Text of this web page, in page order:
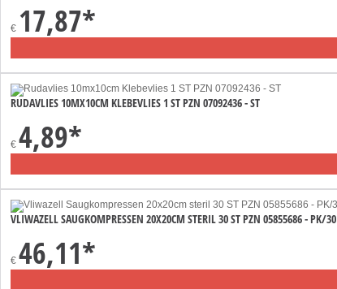
€ 17,87*
RUDAVLIES 10MX10CM KLEBEVLIES 1 ST PZN 07092436 - ST
€ 4,89*
VLIWAZELL SAUGKOMPRESSEN 20X20CM STERIL 30 ST PZN 05855686 - PK/30
€ 46,11*